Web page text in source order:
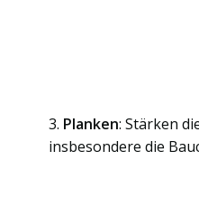
3. Planken: Stärken
insbesondere die